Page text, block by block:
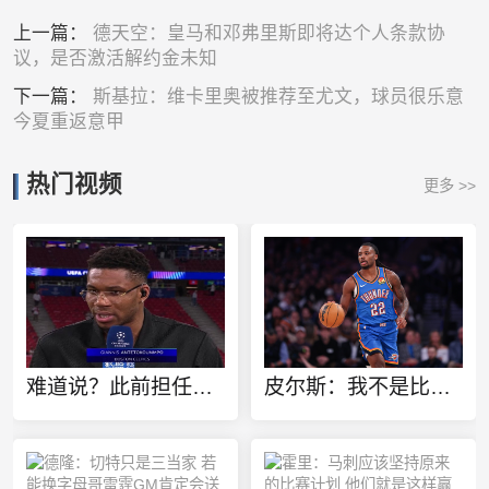
上一篇： 德天空：皇马和邓弗里斯即将达个人条款协
议，是否激活解约金未知
下一篇： 斯基拉：维卡里奥被推荐至尤文，球员很乐意
今夏重返意甲
热门视频 更多 >>
难道说？此前担任欧冠特邀嘉宾 转播方将字母哥标为凯尔特人球员 皮尔斯：我不是比较天赋 但华莱士该像哈登一样离开雷霆